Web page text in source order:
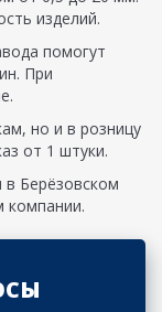
изделий.
помогут
При
но и в розницу
от 1 штуки.
в Берёзовском